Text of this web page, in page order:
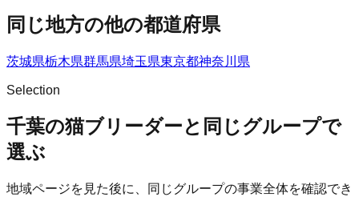
同じ地方の他の都道府県
茨城県栃木県群馬県埼玉県東京都神奈川県
Selection
千葉の猫ブリーダーと同じグループで
選ぶ
地域ページを見た後に、同じグループの事業全体を確認でき